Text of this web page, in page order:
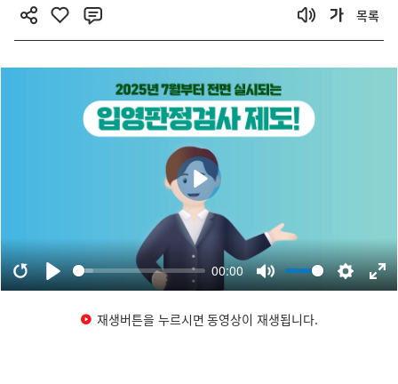
목록
재생버튼을 누르시면 동영상이 재생됩니다.